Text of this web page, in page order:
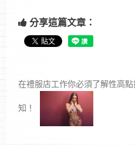
分享這篇文章：
在禮服店工作你必須了解性高
知！